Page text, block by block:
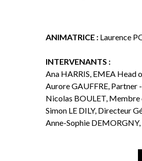
ANIMATRICE : Laurence
INTERVENANTS :
Ana HARRIS, EMEA Head
Aurore GAUFFRE,
Nicolas BOULET,
Simon LE DILY, Directeur
Anne-Sophie